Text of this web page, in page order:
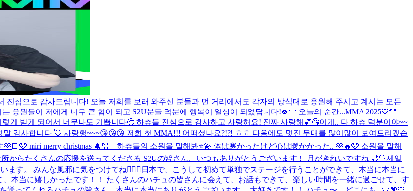
심으로 감사드립니다! 오늘 저희를 보러 와주신 분들과 먼 거리에서도 각자의 방식대로 응원해 주시고 계시는 모든
응원들이 저에게 너무 큰 힘이 되고 S2U분들 덕분에 행복이 일상이 되었답니다!🍀🤍 오늘의 순간...MMA 2025🤍🩵
게 받게 되어서 너무나도 기쁩니다🥺 하츄들 진심으로 감사하고 사랑해요! 진짜 사랑해💕😘이게.. 다 하츄 덕분이야~~
감사합니다 💘 사랑행~~~😘😘😘 저희 첫 MMA!!! 어떠셨나요?!?! ㅎㅎ 다음에도 멋진 무대를 많이많이 보여드리겠습
miri merry christmas 🎄🎅🏻하츄들의 소원을 말해봐⭐️💫 体は寒かったけど心は暖かかった.. 🫶🔥🩷 소원을 말해
からたくさんの応援を送ってくださる S2Uの皆さん、いつもありがとうございます！ 月がきれいですね 🌙🤍세일
す。 みんな風邪に気をつけてね😵‍💫💕 日本で、こうして初めて単独でステージを行うことができて、本当に本当に
本当に嬉しかったです！！ たくさんのハチュの皆さんに会えて、お話もできて、楽しい時間を一緒に過ごせて、す